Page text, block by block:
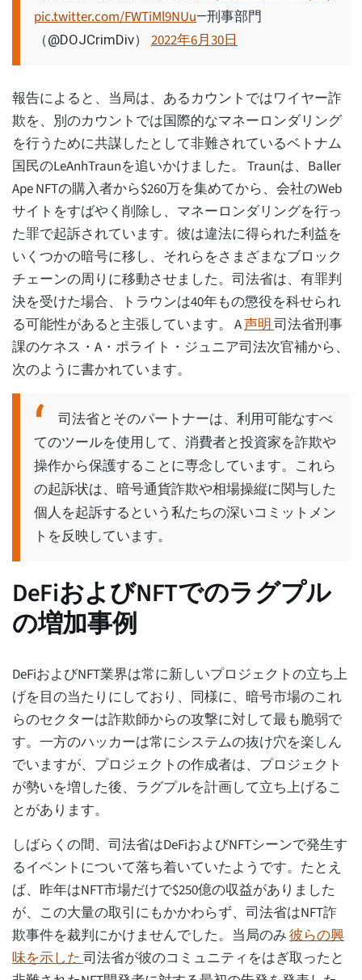
pic.twitter.com/FWTiMl9NUu—刑事部門
（@DOJCrimDiv） 2022年6月30日
報告によると、当局は、あるカウントではワイヤー詐
欺を、別のカウントでは国際的なマネーロンダリング
を行うために共謀したとして非難されているベトナム
国民のLeAnhTraunを追いかけました。 Traunは、Baller
Ape NFTの購入者から$260万を集めてから、会社のWeb
サイトをすばやく削除し、マネーロンダリングを行っ
た罪で起訴されています。彼は違法に得られた利益を
いくつかの暗号に移し、それらをさまざまなブロック
チェーンの周りに移動させました。司法省は、有罪判
決を受けた場合、トラウンは40年もの懲役を科せられ
る可能性があると主張しています。 A声明司法省刑事
課のケネス・A・ポライト・ジュニア司法次官補から、
次のように書かれています。
司法省とそのパートナーは、利用可能なすべ
てのツールを使用して、消費者と投資家を詐欺や
操作から保護することに専念しています。これら
の起訴状は、暗号通貨詐欺や相場操縦に関与した
個人を起訴するという私たちの深いコミットメン
トを反映しています。
DeFiおよびNFTでのラグプル
の増加事例
DeFiおよびNFT業界は常に新しいプロジェクトの立ち上
げを目の当たりにしており、同様に、暗号市場のこれ
らのセクターは詐欺師からの攻撃に対して最も脆弱で
す。一方のハッカーは常にシステムの抜け穴を楽しん
でいますが、プロジェクトの作成者は、プロジェクト
が勢いを増した後、ラグプルを計画して立ち上げるこ
とがあります。
しばらくの間、司法省はDeFiおよびNFTシーンで発生す
るイベントについて落ち着いていたようです。たとえ
ば、昨年はNFT市場だけで$250億の収益がありました
が、この大量の取引にもかかわらず、司法省はNFT詐
欺事件を裁判にかけませんでした。当局のみ彼らの興
味を示した司法省が彼のコミュニティをはぎ取ったと